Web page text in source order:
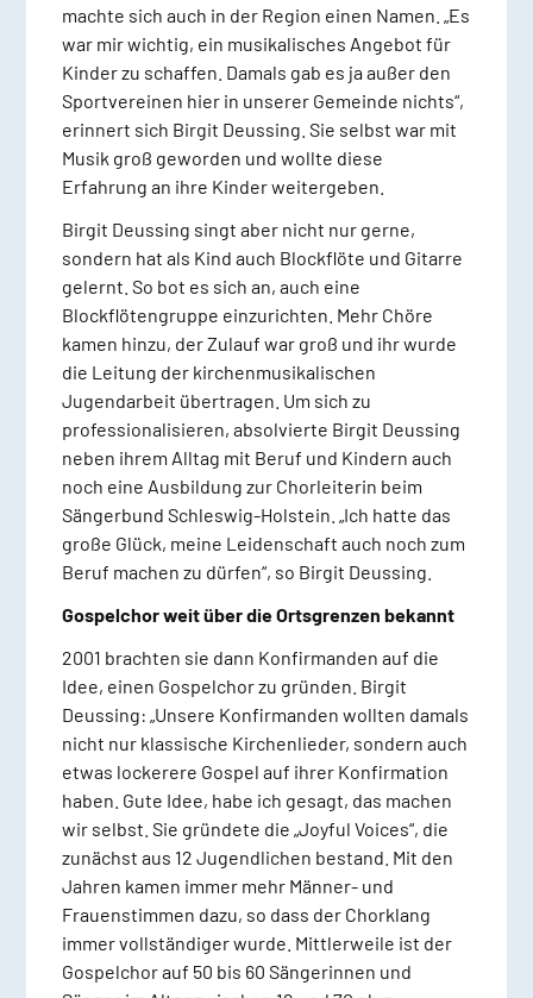
machte sich auch in der Region einen Namen. „Es
war mir wichtig, ein musikalisches Angebot für
Kinder zu schaffen. Damals gab es ja außer den
Sportvereinen hier in unserer Gemeinde nichts“,
erinnert sich Birgit Deussing. Sie selbst war mit
Musik groß geworden und wollte diese
Erfahrung an ihre Kinder weitergeben.
Birgit Deussing singt aber nicht nur gerne,
sondern hat als Kind auch Blockflöte und Gitarre
gelernt. So bot es sich an, auch eine
Blockflötengruppe einzurichten. Mehr Chöre
kamen hinzu, der Zulauf war groß und ihr wurde
die Leitung der kirchenmusikalischen
Jugendarbeit übertragen. Um sich zu
professionalisieren, absolvierte Birgit Deussing
neben ihrem Alltag mit Beruf und Kindern auch
noch eine Ausbildung zur Chorleiterin beim
Sängerbund Schleswig-Holstein. „Ich hatte das
große Glück, meine Leidenschaft auch noch zum
Beruf machen zu dürfen“, so Birgit Deussing.
Gospelchor weit über die Ortsgrenzen bekannt
2001 brachten sie dann Konfirmanden auf die
Idee, einen Gospelchor zu gründen. Birgit
Deussing: „Unsere Konfirmanden wollten damals
nicht nur klassische Kirchenlieder, sondern auch
etwas lockerere Gospel auf ihrer Konfirmation
haben. Gute Idee, habe ich gesagt, das machen
wir selbst. Sie gründete die „Joyful Voices“, die
zunächst aus 12 Jugendlichen bestand. Mit den
Jahren kamen immer mehr Männer- und
Frauenstimmen dazu, so dass der Chorklang
immer vollständiger wurde. Mittlerweile ist der
Gospelchor auf 50 bis 60 Sängerinnen und